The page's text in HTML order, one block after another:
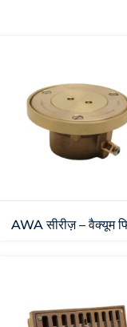
AWA सीरीज़ – वैक्यूम